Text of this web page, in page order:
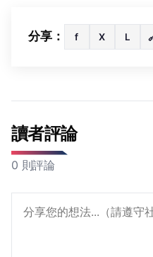
分享： f X L
讀者評論
0 則評論